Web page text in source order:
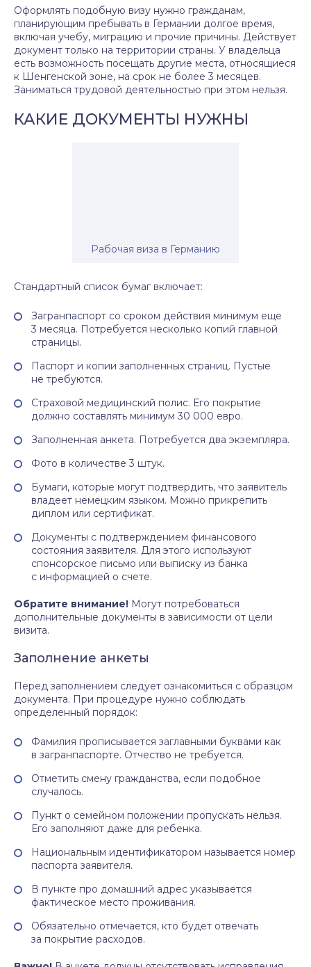
Оформлять подобную визу нужно гражданам,
планирующим пребывать в Германии долгое время,
включая учебу, миграцию и прочие причины. Действует
документ только на территории страны. У владельца
есть возможность посещать другие места, относящиеся
к Шенгенской зоне, на срок не более 3 месяцев.
Заниматься трудовой деятельностью при этом нельзя.
КАКИЕ ДОКУМЕНТЫ НУЖНЫ
Рабочая виза в Германию
Стандартный список бумаг включает:
Загранпаспорт со сроком действия минимум еще
3 месяца. Потребуется несколько копий главной
страницы.
Паспорт и копии заполненных страниц. Пустые
не требуются.
Страховой медицинский полис. Его покрытие
должно составлять минимум 30 000 евро.
Заполненная анкета. Потребуется два экземпляра.
Фото в количестве 3 штук.
Бумаги, которые могут подтвердить, что заявитель
владеет немецким языком. Можно прикрепить
диплом или сертификат.
Документы с подтверждением финансового
состояния заявителя. Для этого используют
спонсорское письмо или выписку из банка
с информацией о счете.
Обратите внимание! Могут потребоваться
дополнительные документы в зависимости от цели
визита.
Заполнение анкеты
Перед заполнением следует ознакомиться с образцом
документа. При процедуре нужно соблюдать
определенный порядок:
Фамилия прописывается заглавными буквами как
в загранпаспорте. Отчество не требуется.
Отметить смену гражданства, если подобное
случалось.
Пункт о семейном положении пропускать нельзя.
Его заполняют даже для ребенка.
Национальным идентификатором называется номер
паспорта заявителя.
В пункте про домашний адрес указывается
фактическое место проживания.
Обязательно отмечается, кто будет отвечать
за покрытие расходов.